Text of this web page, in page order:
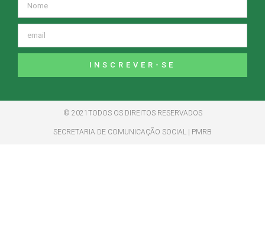
INSCREVER-SE
© 2021TODOS OS DIREITOS RESERVADOS
SECRETARIA DE COMUNICAÇÃO SOCIAL | PMRB